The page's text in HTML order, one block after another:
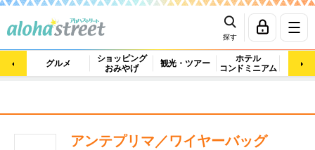
探す
グルメ
ショッピング
おみやげ
観光・ツアー
ホテル
コンドミニアム
マッ
アンテプリマ／ワイヤーバッグ